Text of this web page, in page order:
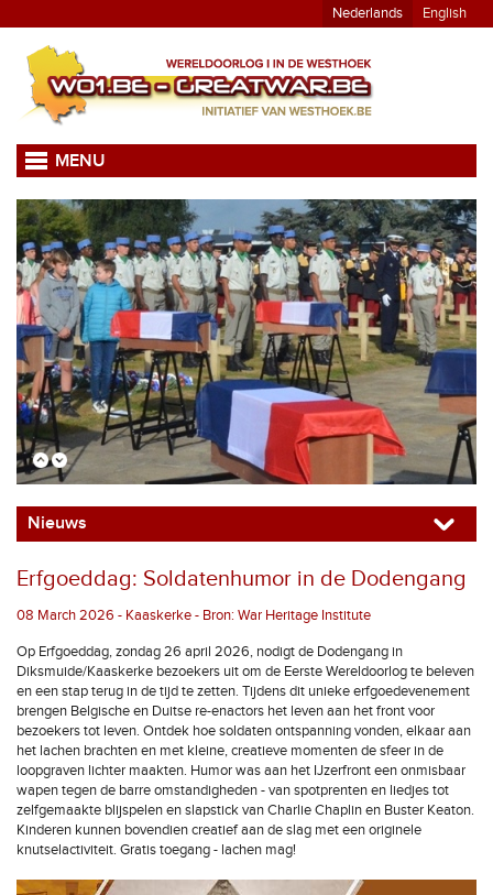
Nederlands English
MENU
Nieuws
Erfgoeddag: Soldatenhumor in de Dodengang
08 March 2026 - Kaaskerke - Bron: War Heritage Institute
Op Erfgoeddag, zondag 26 april 2026, nodigt de Dodengang in
Diksmuide/Kaaskerke bezoekers uit om de Eerste Wereldoorlog te beleven
en een stap terug in de tijd te zetten. Tijdens dit unieke erfgoedevenement
brengen Belgische en Duitse re-enactors het leven aan het front voor
bezoekers tot leven. Ontdek hoe soldaten ontspanning vonden, elkaar aan
het lachen brachten en met kleine, creatieve momenten de sfeer in de
loopgraven lichter maakten. Humor was aan het IJzerfront een onmisbaar
wapen tegen de barre omstandigheden - van spotprenten en liedjes tot
zelfgemaakte blijspelen en slapstick van Charlie Chaplin en Buster Keaton.
Kinderen kunnen bovendien creatief aan de slag met een originele
knutselactiviteit. Gratis toegang - lachen mag!